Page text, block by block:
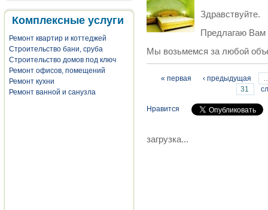
Комплексные услуги
Ремонт квартир и коттеджей
Строительство бани, сруба
Строительство домов под ключ
Ремонт офисов, помещений
Ремонт кухни
Ремонт ванной и санузла
Здравствуйте.
Предлагаю Вам
Мы возьмемся за любой
Страницы
« первая ‹ предыдущая
31
Нравится
загрузка...